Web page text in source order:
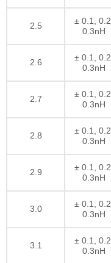
2.5
± 0.1, 0.2,
0.3nH
2.6
± 0.1, 0.2,
0.3nH
2.7
± 0.1, 0.2,
0.3nH
2.8
± 0.1, 0.2,
0.3nH
2.9
± 0.1, 0.2,
0.3nH
3.0
± 0.1, 0.2,
0.3nH
3.1
± 0.1, 0.2,
0.3nH